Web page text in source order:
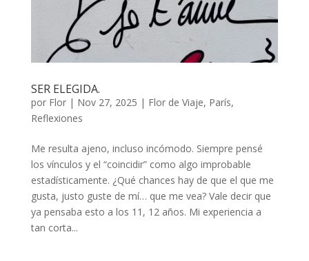
SER ELEGIDA.
por Flor| Nov 27, 2025 | Flor de Viaje, París,
Reflexiones
Me resulta ajeno, incluso incómodo. Siempre pensé
los vínculos y el “coincidir” como algo improbable
estadísticamente. ¿Qué chances hay de que el que me
gusta, justo guste de mí… que me vea? Vale decir que
ya pensaba esto a los 11, 12 años. Mi experiencia a
tan corta...